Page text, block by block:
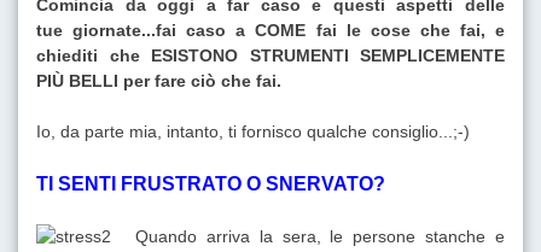
Comincia da oggi a far caso e questi aspetti delle
tue giornate...fai caso a COME fai le cose che fai, e
chiediti che ESISTONO STRUMENTI SEMPLICEMENTE
PIÙ BELLI per fare ciò che fai.
Io, da parte mia, intanto, ti fornisco qualche consiglio...;-)
TI SENTI FRUSTRATO O SNERVATO?
Quando arriva la sera, le persone stanche e